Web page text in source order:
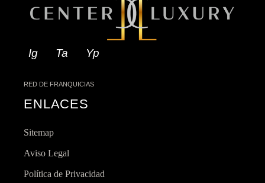
Ig Ta Yp
RED DE FRANQUICIAS
ENLACES
Sitemap
Aviso Legal
Política de Privacidad